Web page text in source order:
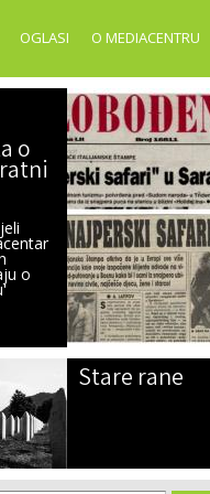
OGLASI O MEDIACENTRU
o
o
Stare rane